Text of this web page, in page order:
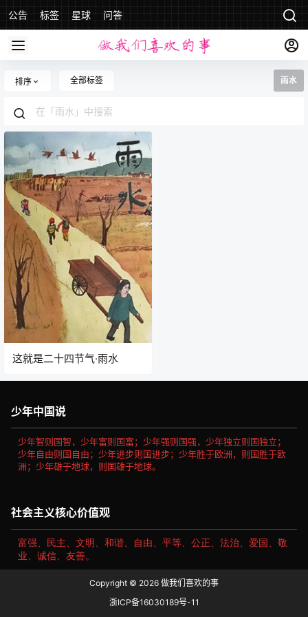
公告 标签 星球 问答
排序 全部标签 雨水
这就是二十四节气·雨水
少年中国说
少年智则国智，少年富则国富；少年强则国强，少年独立则国独立；
少年自由则国自由；少年进步则国进步；少年胜于欧洲，则国胜于欧
洲；少年雄于地球，则国雄于地球。
社会主义核心价值观
富强、民主、文明、和谐、自由、平等、公正、法治、爱国、敬
业、诚信、友善。
Copyright © 2026 做我们喜欢的事
浙ICP备16030189号-11